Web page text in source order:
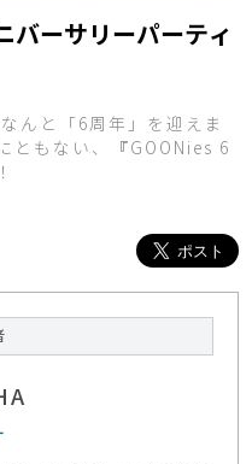
バーサリーパーティ
んと「6周年」を迎えま
ともない、『GOONies 6